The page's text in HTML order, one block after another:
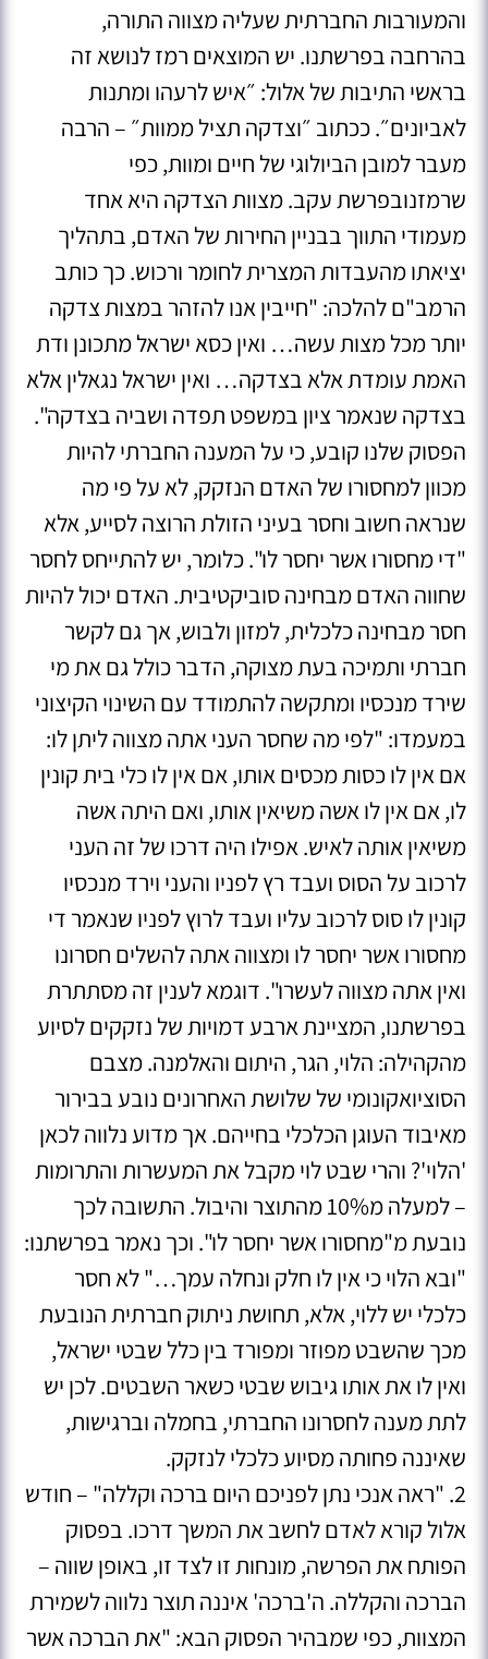
והמעורבות החברתית שעליה מצווה התורה,
בהרחבה בפרשתנו. יש המוצאים רמז לנושא זה
בראשי התיבות של אלול: ״איש לרעהו ומתנות
לאביונים״. ככתוב ״וצדקה תציל ממוות״ – הרבה
מעבר למובן הביולוגי של חיים ומוות, כפי
שרמזנובפרשת עקב. מצוות הצדקה היא אחד
מעמודי התווך בבניין החירות של האדם, בתהליך
יציאתו מהעבדות המצרית לחומר ורכוש. כך כותב
הרמב"ם להלכה: "חייבין אנו להזהר במצות צדקה
יותר מכל מצות עשה… ואין כסא ישראל מתכונן ודת
האמת עומדת אלא בצדקה… ואין ישראל נגאלין אלא
בצדקה שנאמר ציון במשפט תפדה ושביה בצדקה".
הפסוק שלנו קובע, כי על המענה החברתי להיות
מכוון למחסורו של האדם הנזקק, לא על פי מה
שנראה חשוב וחסר בעיני הזולת הרוצה לסייע, אלא
"די מחסורו אשר יחסר לו". כלומר, יש להתייחס לחסר
שחווה האדם מבחינה סוביקטיבית. האדם יכול להיות
חסר מבחינה כלכלית, למזון ולבוש, אך גם לקשר
חברתי ותמיכה בעת מצוקה, הדבר כולל גם את מי
שירד מנכסיו ומתקשה להתמודד עם השינוי הקיצוני
במעמדו: "לפי מה שחסר העני אתה מצווה ליתן לו:
אם אין לו כסות מכסים אותו, אם אין לו כלי בית קונין
לו, אם אין לו אשה משיאין אותו, ואם היתה אשה
משיאין אותה לאיש. אפילו היה דרכו של זה העני
לרכוב על הסוס ועבד רץ לפניו והעני וירד מנכסיו
קונין לו סוס לרכוב עליו ועבד לרוץ לפניו שנאמר די
מחסורו אשר יחסר לו ומצווה אתה להשלים חסרונו
ואין אתה מצווה לעשרו". דוגמא לענין זה מסתתרת
בפרשתנו, המציינת ארבע דמויות של נזקקים לסיוע
מהקהילה: הלוי, הגר, היתום והאלמנה. מצבם
הסוציואקונומי של שלושת האחרונים נובע בבירור
מאיבוד העוגן הכלכלי בחייהם. אך מדוע נלווה לכאן
'הלוי'? והרי שבט לוי מקבל את המעשרות והתרומות
– למעלה מ10% מהתוצר והיבול. התשובה לכך
נובעת מ"מחסורו אשר יחסר לו". וכך נאמר בפרשתנו:
"ובא הלוי כי אין לו חלק ונחלה עמך…" לא חסר
כלכלי יש ללוי, אלא, תחושת ניתוק חברתית הנובעת
מכך שהשבט מפוזר ומפורד בין כלל שבטי ישראל,
ואין לו את אותו גיבוש שבטי כשאר השבטים. לכן יש
לתת מענה לחסרונו החברתי, בחמלה וברגישות,
שאיננה פחותה מסיוע כלכלי לנזקק.
2. "ראה אנכי נתן לפניכם היום ברכה וקללה" – חודש
אלול קורא לאדם לחשב את המשך דרכו. בפסוק
הפותח את הפרשה, מונחות זו לצד זו, באופן שווה –
הברכה והקללה. ה'ברכה' איננה תוצר נלווה לשמירת
המצוות, כפי שמבהיר הפסוק הבא: "את הברכה אשר